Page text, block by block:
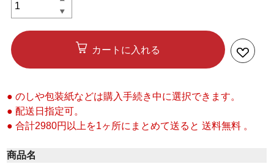
カートに入れる
● のしや包装紙などは購入手続き中に選択できます。
● 配送日指定可。
● 合計2980円以上を1ヶ所にまとめて送ると 送料無料 。
商品名